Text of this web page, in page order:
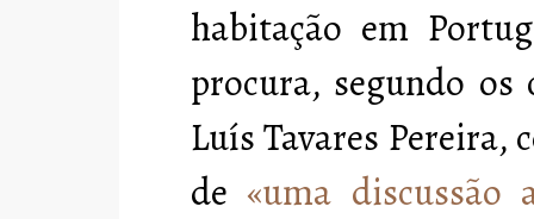
habitação em
procura, segundo os
Luís Tavares
de «uma discussão